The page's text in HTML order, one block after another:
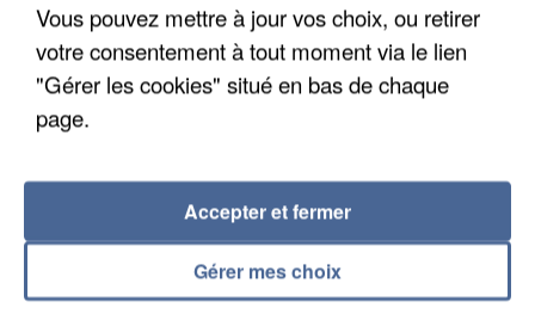
LES FRANÇAIS, FANS DE LA FLEMME
Vous pouvez mettre à jour vos choix, ou retirer
votre consentement à tout moment via le lien
"Gérer les cookies" situé en bas de chaque
page.
Gérer mes choix
Accepter et fermer